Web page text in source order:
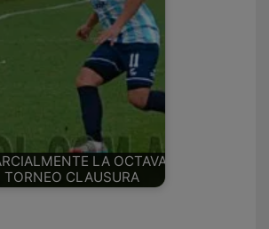
LA OCTAVA
TORNEO CLAUSURA